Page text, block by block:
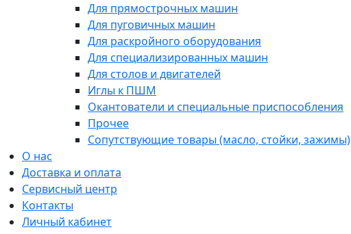
Для прямострочных машин
Для пуговичных машин
Для раскройного оборудования
Для специализированных машин
Для столов и двигателей
Иглы к ПШМ
Окантователи и специальные приспособления
Прочее
Сопутствующие товары (масло, стойки, зажимы)
О нас
Доставка и оплата
Сервисный центр
Контакты
Личный кабинет